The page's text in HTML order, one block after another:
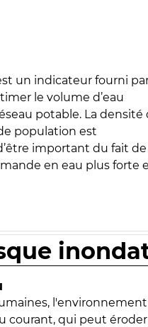
un indicateur fourni
le volume d’eau
potable. La densité
population est
important du fait de
en eau plus forte
courant, qui peut